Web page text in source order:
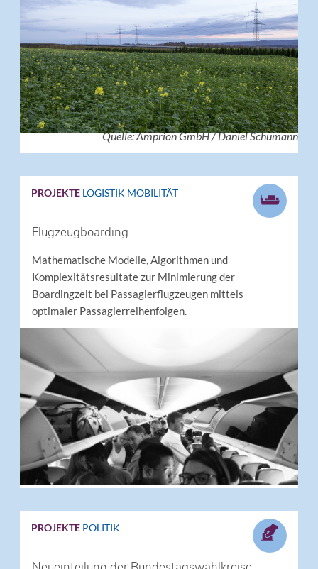
Quelle: Amprion GmbH / Daniel Schumann
PROJEKTE LOGISTIK MOBILITÄT
Flugzeugboarding
Mathematische Modelle, Algorithmen und
Komplexitätsresultate zur Minimierung der
Boardingzeit bei Passagierflugzeugen mittels
optimaler Passagierreihenfolgen.
PROJEKTE POLITIK